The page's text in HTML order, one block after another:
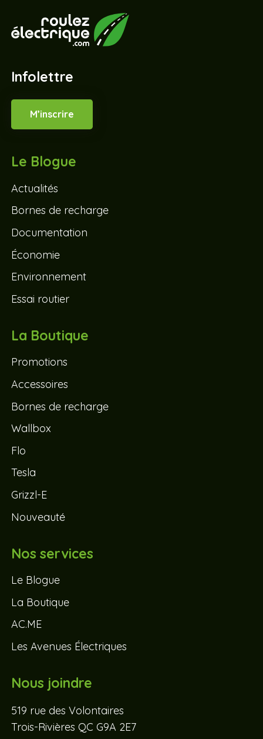
Infolettre
M’inscrire
Le Blogue
Actualités
Bornes de recharge
Documentation
Économie
Environnement
Essai routier
La Boutique
Promotions
Accessoires
Bornes de recharge
Wallbox
Flo
Tesla
Grizzl-E
Nouveauté
Nos services
Le Blogue
La Boutique
AC.ME
Les Avenues Électriques
Nous joindre
519 rue des Volontaires
Trois-Rivières QC G9A 2E7